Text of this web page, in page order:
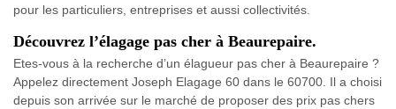
pour les particuliers, entreprises et aussi collectivités.
Découvrez l’élagage pas cher à Beaurepaire.
Etes-vous à la recherche d’un élagueur pas cher à Beaurepaire ?
Appelez directement Joseph Elagage 60 dans le 60700. Il a choisi
depuis son arrivée sur le marché de proposer des prix pas chers